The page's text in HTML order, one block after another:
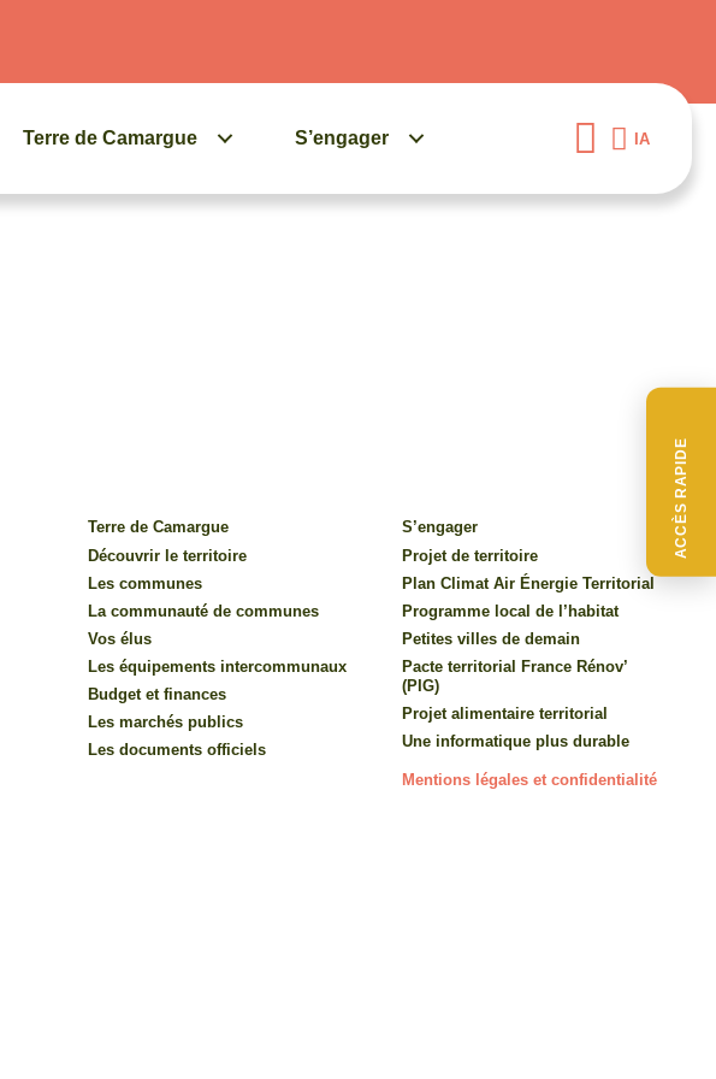
ACCÈS RAPIDE
Terre de Camargue S’engager IA
Terre de Camargue
Découvrir le territoire
Les communes
La communauté de communes
Vos élus
Les équipements intercommunaux
Budget et finances
Les marchés publics
Les documents officiels
S’engager
Projet de territoire
Plan Climat Air Énergie Territorial
Programme local de l’habitat
Petites villes de demain
Pacte territorial France Rénov’
(PIG)
Projet alimentaire territorial
Une informatique plus durable
Mentions légales et confidentialité